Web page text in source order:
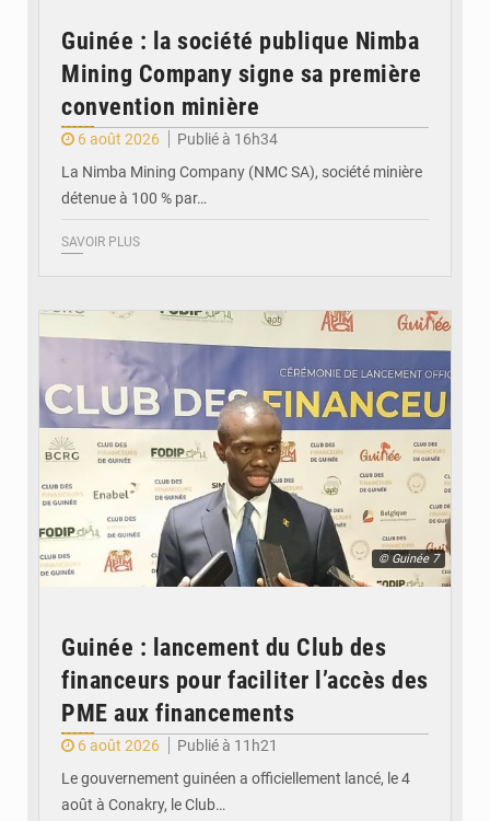
Guinée : la société publique Nimba
Mining Company signe sa première
convention minière
6 août 2026
Publié à 16h34
La Nimba Mining Company (NMC SA), société minière
détenue à 100 % par…
SAVOIR PLUS
© Guinée 7
Guinée : lancement du Club des
financeurs pour faciliter l’accès des
PME aux financements
6 août 2026
Publié à 11h21
Le gouvernement guinéen a officiellement lancé, le 4
août à Conakry, le Club…